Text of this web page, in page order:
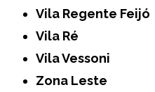
Vila Regente Feijó
Vila Ré
Vila Vessoni
Zona Leste